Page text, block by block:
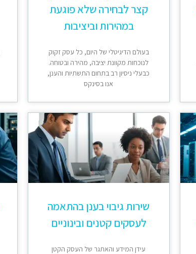
קצר לבחירה שלא פוגעת
במהירות וביציבות
בעולם הדיגיטלי של היום, כל עסק זקוק
לנוכחות מקוונת יציבה, מהירה ובטוחה.
כבעלי ניסיון רב בתחום התשתיות והענן,
אנו בסינקס
שירות גיבוי בענן בהתאמה
לעסקים קטנים ובינוניים
עידן המידע והאתגר של העסק הקטן